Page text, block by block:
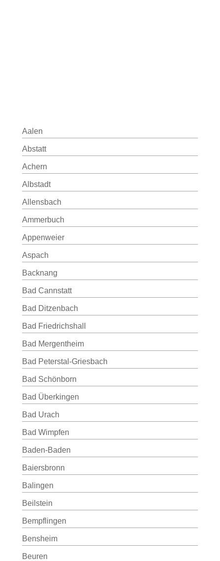
Aalen
Abstatt
Achern
Albstadt
Allensbach
Ammerbuch
Appenweier
Aspach
Backnang
Bad Cannstatt
Bad Ditzenbach
Bad Friedrichshall
Bad Mergentheim
Bad Peterstal-Griesbach
Bad Schönborn
Bad Überkingen
Bad Urach
Bad Wimpfen
Baden-Baden
Baiersbronn
Balingen
Beilstein
Bempflingen
Bensheim
Beuren